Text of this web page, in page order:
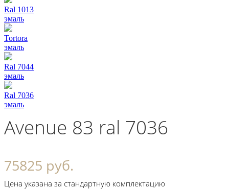
Ral 1013
эмаль
Tortora
эмаль
Ral 7044
эмаль
Ral 7036
эмаль
Avenue 83 ral 7036
75825 руб.
Цена указана за стандартную комплектацию